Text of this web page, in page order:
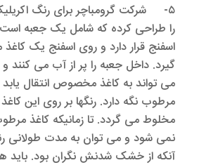
۵- شرکت گرومباچر برای رنگ
را طراحی کرده که شامل یک جعبه
اسفنج قرار دارد و روی اسفنج یک
گیرد. داخل جعبه را پر از آب می کنند
می تواند به کاغذ مخصوص انتقال یابد
مرطوب نگه دارد. رنگها بر روی این
مخلوط می گردد. تا زمانیکه کاغذ
نمی شود و می توان به مدت طولانی
آنکه از خشک شدنش نگران بود. باید